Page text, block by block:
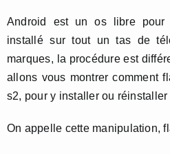
Android est un os libre pour
installé sur tout un tas de
marques, la procédure est
allons vous montrer comment
s2, pour y installer ou
On appelle cette manipulation,